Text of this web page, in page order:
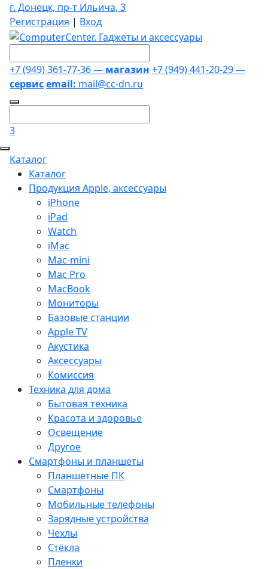
г. Донецк, пр-т Ильича, 3
Регистрация | Вход
+7 (949) 361-77-36 — магазин +7 (949) 441-20-29 —
сервисemail: mail@cc-dn.ru
3
Каталог
Каталог
Продукция Apple, аксессуары
iPhone
iPad
Watch
iMac
Mac-mini
Mac Pro
MacBook
Мониторы
Базовые станции
Apple TV
Акустика
Аксессуары
Комиссия
Техника для дома
Бытовая техника
Красота и здоровье
Освещение
Другое
Смартфоны и планшеты
Планшетные ПК
Смартфоны
Мобильные телефоны
Зарядные устройства
Чехлы
Стёкла
Пленки